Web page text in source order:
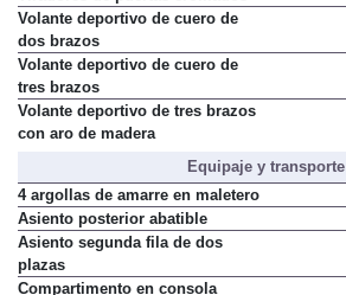
Tiradores de puertas cromados
Volante deportivo de cuero de
dos brazos
Volante deportivo de cuero de
tres brazos
Volante deportivo de tres brazos
Equipaje y transporte
4 argollas de amarre en maletero
Asiento posterior abatible
Asiento segunda fila de dos
plazas